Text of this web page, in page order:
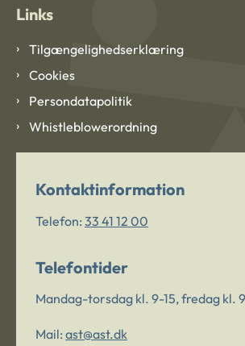
Links
Tilgængelighedserklæring
Cookies
Persondatapolitik
Whistleblowerordning
Kontaktinformation
Telefon: 33 41 12 00
Telefontider
Mandag-torsdag kl. 9-15, fredag kl.
Mail: ast@ast.dk